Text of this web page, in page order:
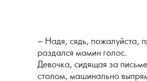
– Надя, сядь, пожалуйста,
раздался мамин голос.
Девочка, сидящая за
столом, машинально